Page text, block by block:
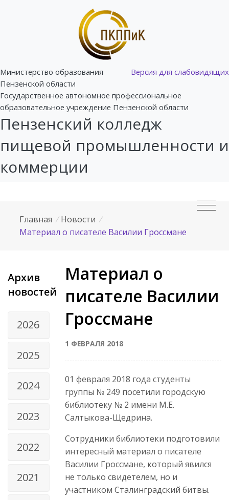
Версия для слабовидящих
Министерство образования
Пензенской области
Государственное автономное профессиональное
образовательное учреждение Пензенской области
Пензенский колледж
пищевой промышленности и
коммерции
Главная / Новости /
Материал о писателе Василии Гроссмане
Архив
новостей
2026
2025
2024
2023
2022
2021
Материал о
писателе Василии
Гроссмане
1 ФЕВРАЛЯ 2018
01 февраля 2018 года студенты
группы № 249 посетили городскую
библиотеку № 2 имени М.Е.
Салтыкова-Щедрина.
Сотрудники библиотеки подготовили
интересный материал о писателе
Василии Гроссмане, который явился
не только свидетелем, но и
участником Сталинградский битвы.